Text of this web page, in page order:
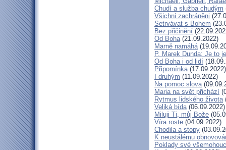
Chudí a služba chudým
Všichni zachráněni
Setrvávat s Bohem
Bez přičinění
Od Boha(21.09.2022)
Marně namáhá
P. Marek Dunda: Je to
Od Boha i od lidí
Připomínka(17.09.2022)
I druhým (11.09.2022)
Na pomoc slova
Maria na svět přichází
Rytmus lidského života
Veliká bída(06.09.2022)
Miluji Ti, můj Bože
Víra roste (04.09.2022)
Chodila a stopy
K neustálému
Poklady své